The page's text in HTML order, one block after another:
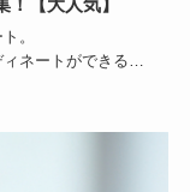
【大人気】
。
ネートができるの